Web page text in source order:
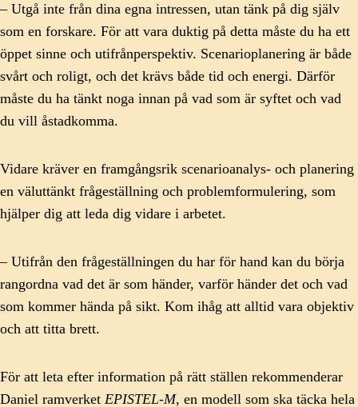
– Utgå inte från dina egna intressen, utan tänk på dig själv
som en forskare. För att vara duktig på detta måste du ha ett
öppet sinne och utifrånperspektiv. Scenarioplanering är både
svårt och roligt, och det krävs både tid och energi. Därför
måste du ha tänkt noga innan på vad som är syftet och vad
du vill åstadkomma.
Vidare kräver en framgångsrik scenarioanalys- och planering
en väluttänkt frågeställning och problemformulering, som
hjälper dig att leda dig vidare i arbetet.
– Utifrån den frågeställningen du har för hand kan du börja
rangordna vad det är som händer, varför händer det och vad
som kommer hända på sikt. Kom ihåg att alltid vara objektiv
och att titta brett.
För att leta efter information på rätt ställen rekommenderar
Daniel ramverket EPISTEL-M, en modell som ska täcka hela